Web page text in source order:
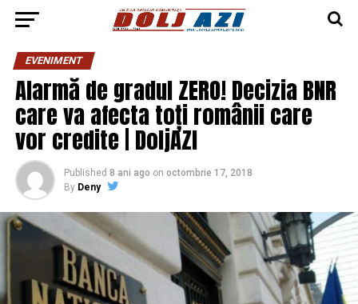
EVENIMENT
Alarmă de gradul ZERO! Decizia BNR
care va afecta toți românii care
vor credite | DoljAZI
Published 8 ani ago on octombrie 17, 2018
By Deny